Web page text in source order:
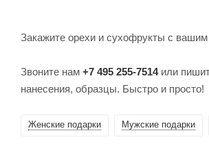
Закажите орехи и сухофрукты с
Звоните нам +7 495 255-7514или
нанесения, образцы. Быстро и просто!
Женские подарки Мужские подарки